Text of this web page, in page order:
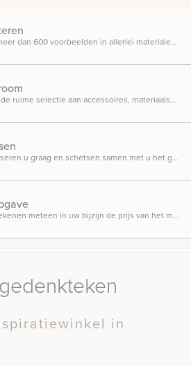
Bekijk meer dan 600 voorbeelden in allerlei materialen, ontwerpen en designs opgesteld in onze inspiratietuin.
Ontdek de ruime selectie aan accessoires, materiaalsoorten en beletteringsmogelijkheden.
Wij adviseren u graag en schetsen samen met u het gedenkteken dat u in gedachten heeft.
We berekenen meteen in uw bijzijn de prijs van het monument, zodat u weet waar u aan toe bent.
in